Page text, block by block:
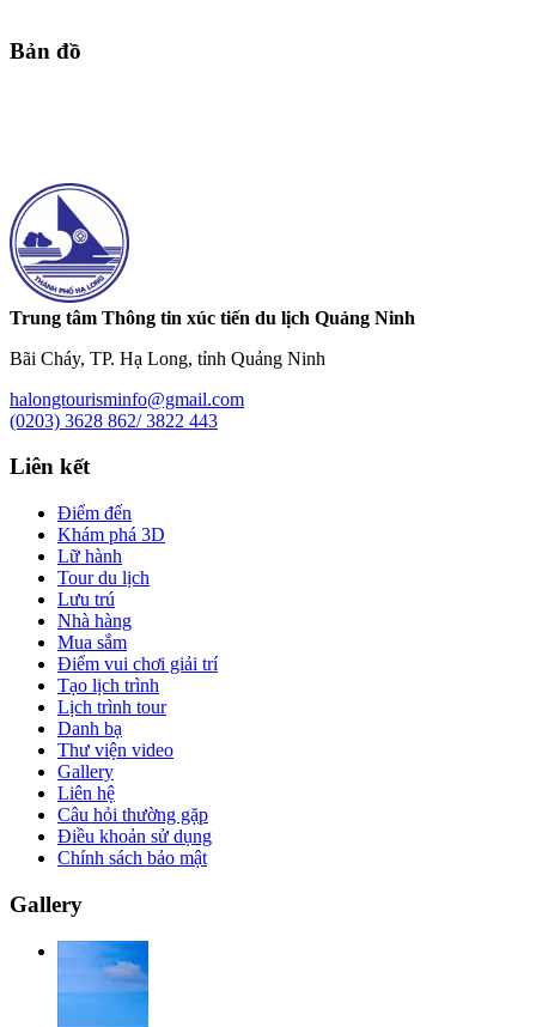
Bản đồ
Trung tâm Thông tin xúc tiến du lịch Quảng Ninh
Bãi Cháy, TP. Hạ Long, tỉnh Quảng Ninh
halongtourisminfo@gmail.com
(0203) 3628 862/ 3822 443
Liên kết
Điểm đến
Khám phá 3D
Lữ hành
Tour du lịch
Lưu trú
Nhà hàng
Mua sắm
Điểm vui chơi giải trí
Tạo lịch trình
Lịch trình tour
Danh bạ
Thư viện video
Gallery
Liên hệ
Câu hỏi thường gặp
Điều khoản sử dụng
Chính sách bảo mật
Gallery